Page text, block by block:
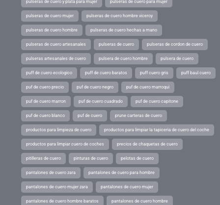
pulseras de cuero y plata para mujer pulseras de cuero para mujer
pulseras de cuero mujer pulseras de cuero hombre viceroy
pulseras de cuero hombre pulseras de cuero hechas a mano
pulseras de cuero artesanales pulseras de cuero pulseras de cordon de cuero
pulseras artesanales de cuero pulsera de cuero hombre pulsera de cuero
puff de cuero ecologico puff de cuero baratos puff cuero gris puff baul cuero
puf de cuero precio puf de cuero negro puf de cuero marroqui
puf de cuero marron puf de cuero cuadrado puf de cuero capitone
puf de cuero blanco puf de cuero prune carteras de cuero
productos para limpieza de cuero productos para limpiar la tapiceria de cuero del coche
productos para limpiar cuero de coches precios de chaquetas de cuero
pitilleras de cuero pinturas de cuero pelotas de cuero
pantalones de cuero zara pantalones de cuero para hombre
pantalones de cuero mujer zara pantalones de cuero mujer
pantalones de cuero hombre baratos pantalones de cuero hombre